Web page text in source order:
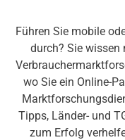
Führen Sie mobile
durch? Sie wissen
wo Sie ein Online-
Tipps, Länder- und
zum Erfolg